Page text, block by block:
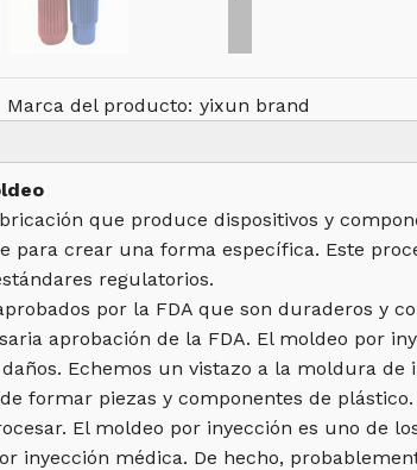
Marca del producto: yixun brand
que produce dispositivos y
crear una forma específica. Este
regulatorios.
por la FDA que son duraderos y
aprobación de la FDA. El moldeo por
Echemos un vistazo a la moldura de
formar piezas y componentes de
El moldeo por inyección es uno de
inyección médica. De hecho,